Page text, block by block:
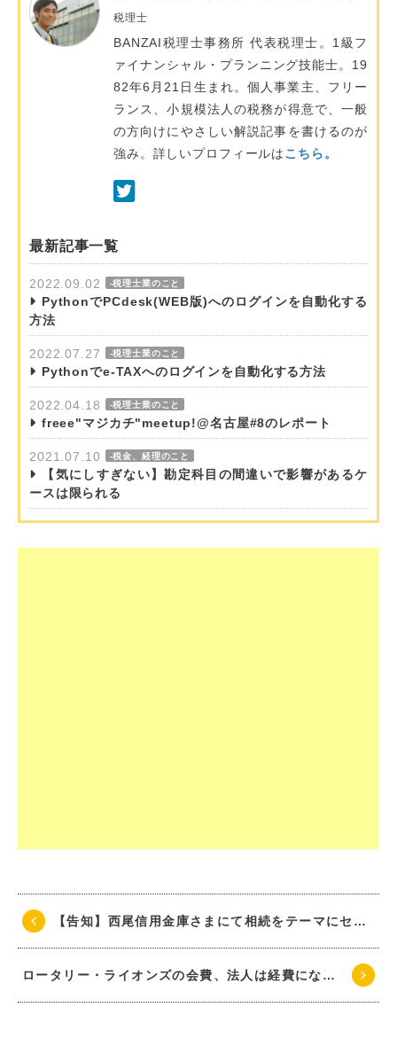
税理士
BANZAI税理士事務所 代表税理士。1級フ
ァイナンシャル・プランニング技能士。19
82年6月21日生まれ。個人事業主、フリー
ランス、小規模法人の税務が得意で、一般
の方向けにやさしい解説記事を書けるのが
強み。詳しいプロフィールはこちら。
最新記事一覧
2022.09.02 -税理士業のこと
PythonでPCdesk(WEB版)へのログインを自動化する
方法
2022.07.27 -税理士業のこと
Pythonでe-TAXへのログインを自動化する方法
2022.04.18 -税理士業のこと
freee"マジカチ"meetup!@名古屋#8のレポート
2021.07.10 -税金、経理のこと
【気にしすぎない】勘定科目の間違いで影響があるケ
ースは限られる
【告知】西尾信用金庫さまにて相続をテーマにセミナーを行います
ロータリー・ライオンズの会費、法人は経費になるが個人はならない